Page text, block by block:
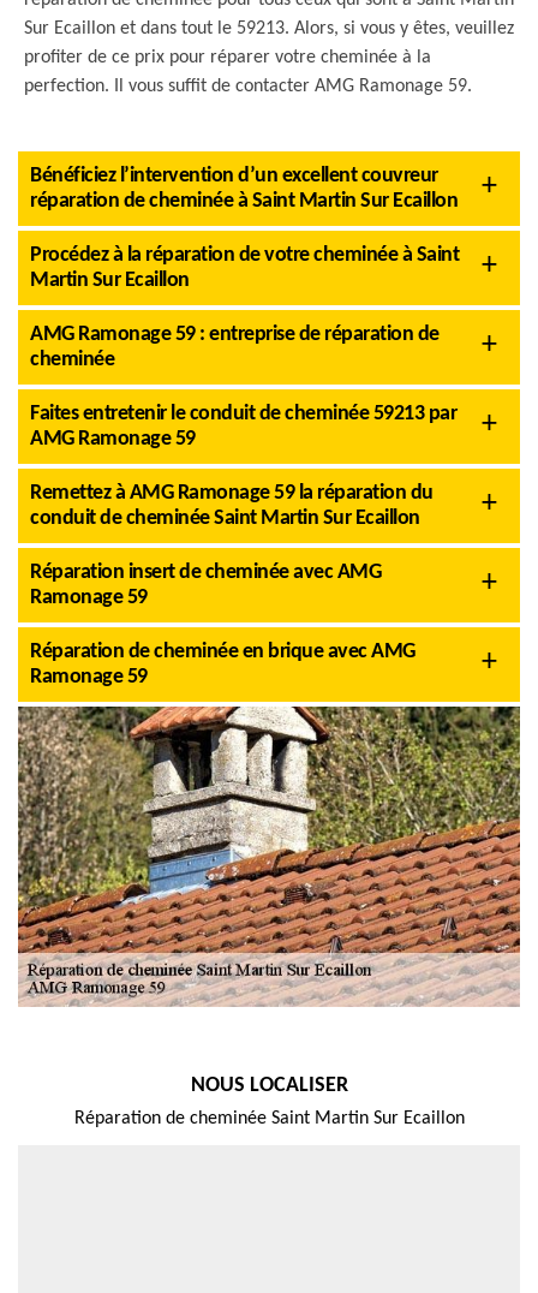
Sur Ecaillon et dans tout le 59213. Alors, si vous y êtes, veuillez
profiter de ce prix pour réparer votre cheminée à la
perfection. Il vous suffit de contacter AMG Ramonage 59.
Bénéficiez l’intervention d’un excellent couvreur
réparation de cheminée à Saint Martin Sur Ecaillon
Procédez à la réparation de votre cheminée à Saint
Martin Sur Ecaillon
AMG Ramonage 59 : entreprise de réparation de
cheminée
Faites entretenir le conduit de cheminée 59213 par
AMG Ramonage 59
Remettez à AMG Ramonage 59 la réparation du
conduit de cheminée Saint Martin Sur Ecaillon
Réparation insert de cheminée avec AMG
Ramonage 59
Réparation de cheminée en brique avec AMG
Ramonage 59
NOUS LOCALISER
Réparation de cheminée Saint Martin Sur Ecaillon